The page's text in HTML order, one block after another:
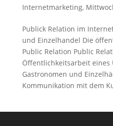
Internetmarketing,
Publick Relation im
und Einzelhandel Die
Public Relation Public
Öffentlichkeitsarbeit eines
Gastronomen und
Kommunikation mit dem